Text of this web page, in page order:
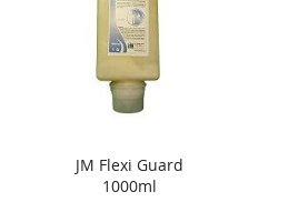
JM Flexi Guard
1000ml